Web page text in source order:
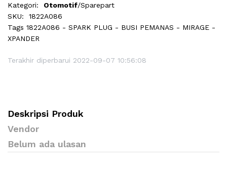
Kategori:
Otomotif/Sparepart
SKU:
1822A086
Tags 1822A086 - SPARK PLUG - BUSI PEMANAS - MIRAGE -
XPANDER
Terakhir diperbarui 2022-09-07 10:56:08
Deskripsi Produk
Vendor
Belum ada ulasan